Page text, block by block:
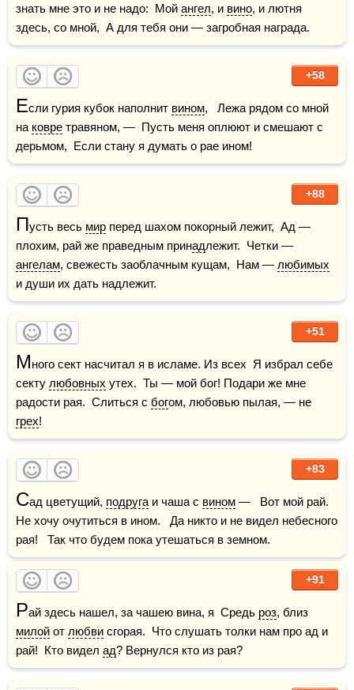
знать мне это и не надо:  Мой ангел, и вино, и лютня
здесь, со мной,  А для тебя они — загробная награда.
+58
Если гурия кубок наполнит вином,   Лежа рядом со мной
на ковре травяном, —  Пусть меня оплюют и смешают с
дерьмом,  Если стану я думать о рае ином!
+88
Пусть весь мир перед шахом покорный лежит,  Ад —
плохим, рай же праведным принад
ангелам, свежесть заоблачным кущам,  Нам — любимых
и души их дать надлежит.
+51
Много сект насчитал я в исламе. Из всех  Я избрал себе
секту любовных утех.  Ты — мой бог! Подари же мне
радости рая.  Слиться с бог
грех!
+83
Сад цветущий, подруга и чаша с вином —   Вот мой рай.
Не хочу очутиться в ином.   Да никто и не видел небесного
рая!   Так что будем пока утешаться в земном.
+91
Рай здесь нашел, за чашею вина, я  Средь роз
милой от любви сгорая.  Что слушать толки нам про ад и
рай!  Кто видел ад? Вернулся кто из рая?